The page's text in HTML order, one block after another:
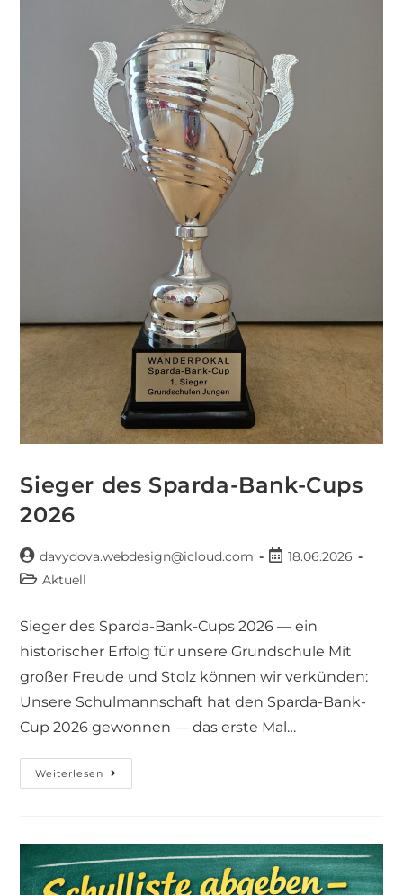
Sieger des Sparda-Bank-Cups
2026
davydova.webdesign@icloud.com
18.06.2026
Aktuell
Sieger des Sparda-Bank-Cups 2026 — ein
historischer Erfolg für unsere Grundschule Mit
großer Freude und Stolz können wir verkünden:
Unsere Schulmannschaft hat den Sparda-Bank-
Cup 2026 gewonnen — das erste Mal…
Weiterlesen